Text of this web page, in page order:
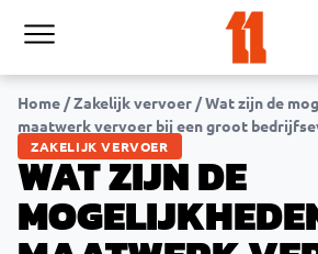
Home /Zakelijk vervoer /Wat zijn de
maatwerk vervoer bij een groot
ZAKELIJK VERVOER
WAT ZIJN DE